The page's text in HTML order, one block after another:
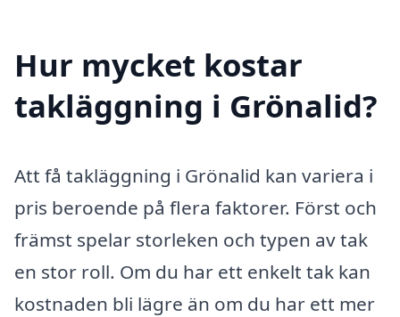
Hur mycket kostar
takläggning i Grönalid?
Att få takläggning i Grönalid kan variera i
pris beroende på flera faktorer. Först och
främst spelar storleken och typen av tak
en stor roll. Om du har ett enkelt tak kan
kostnaden bli lägre än om du har ett mer